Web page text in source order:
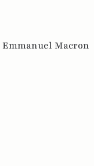
Emmanuel Macron